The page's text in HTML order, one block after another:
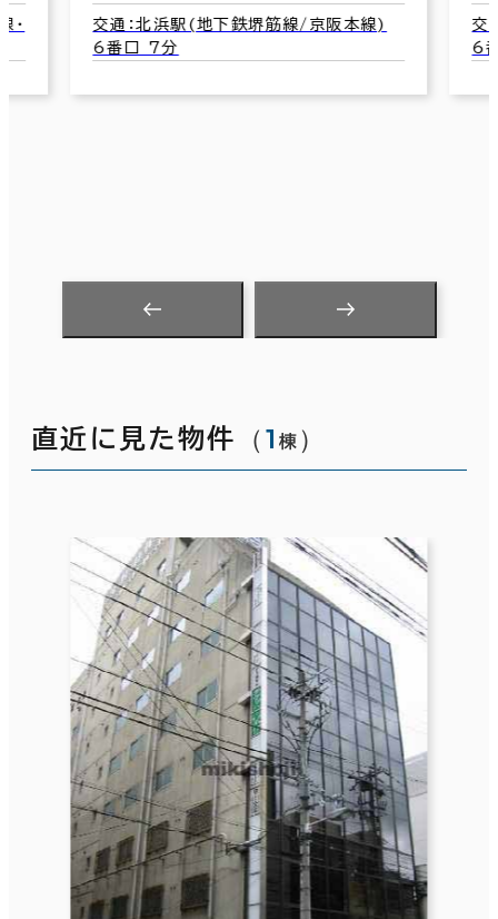
交通：北浜駅(地下鉄堺筋線/京阪本線)
6番口 7分
直近に見た物件 （1 棟 ）